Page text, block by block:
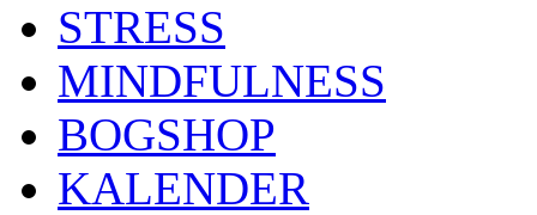
STRESS
MINDFULNESS
BOGSHOP
KALENDER